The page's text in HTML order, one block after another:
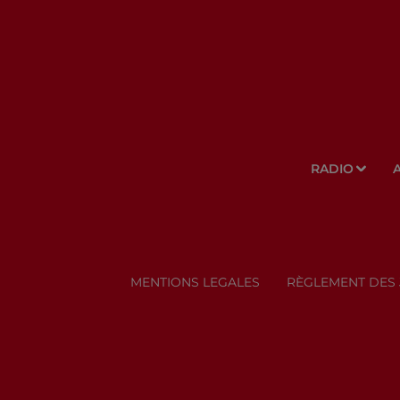
RADIO
MENTIONS LEGALES RÈGLEMENT DES